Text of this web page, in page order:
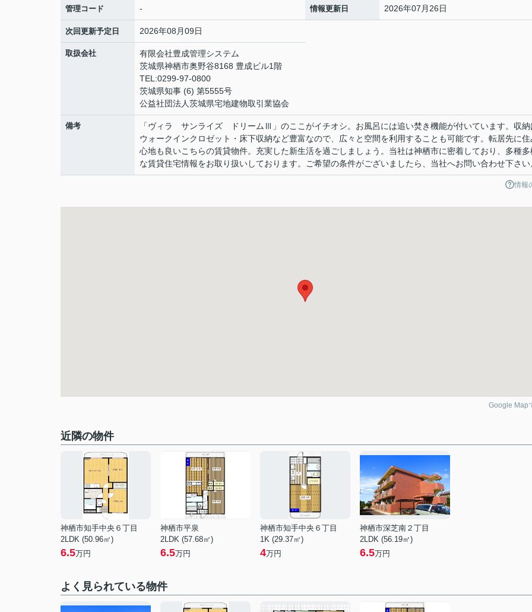
管理コード - 情報更新日 2026年07月26日
次回更新予定日 2026年08月09日
取扱会社
有限会社豊成管理システム
茨城県神栖市奥野谷8168 豊成ビル1階
TEL:0299-97-0800
茨城県知事 (6) 第5555号
公益社団法人茨城県宅地建物取引業協会
備考
「ヴィラ サンライズ ドリームⅢ」のここがイチオシ。お風呂には追い焚き機能が付いています。収納
ウォークインクロゼット・床下収納など豊富なので、広々と空間を利用することも可能です。転居先に住
心地も良いこちらの賃貸物件。充実した新生活を過ごしましょう。当社は神栖市に密着しており、多種多
な賃貸住宅情報をお取り扱いしております。ご希望の条件がございましたら、当社へお問い合わせ下さい
情報
Google Map
近隣の物件
神栖市知手中央６丁目
2LDK (50.96㎡)
6.5万円
神栖市平泉
2LDK (57.68㎡)
6.5万円
神栖市知手中央６丁目
1K (29.37㎡)
4万円
神栖市深芝南２丁目
2LDK (56.19㎡)
6.5万円
よく見られている物件